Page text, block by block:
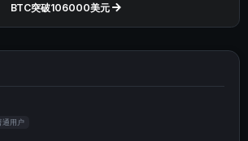
BTC突破106000美元
通用户